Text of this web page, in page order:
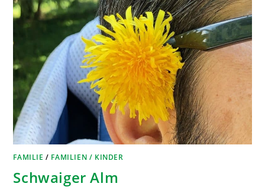
FAMILIE / FAMILIEN / KINDER
Schwaiger Alm